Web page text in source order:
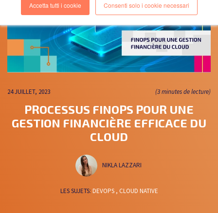
Accetta tutti i cookie Consenti solo i cookie necessari
24 JUILLET, 2023 (3 minutes de lecture)
PROCESSUS FINOPS POUR UNE
GESTION FINANCIÈRE EFFICACE DU
CLOUD
NIKLA LAZZARI
LES SUJETS: DEVOPS , CLOUD NATIVE